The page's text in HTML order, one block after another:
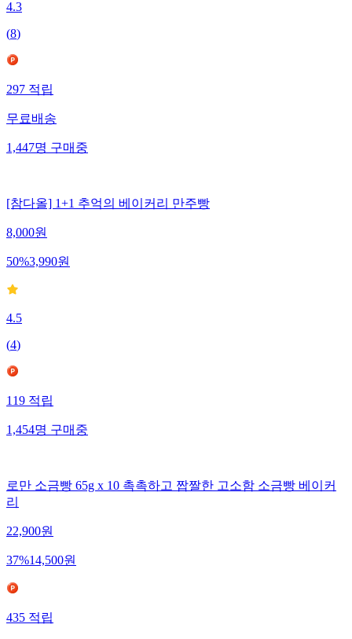
4.3
(8)
297적립
무료배송
1,447명구매중
[참다올] 1+1 추억의 베이커리 만주빵
8,000원
50%3,990원
4.5
(4)
119적립
1,454명구매중
로만 소금빵 65g x 10 촉촉하고 짭짤한 고소함 소금빵 베이커
리
22,900원
37%14,500원
435적립